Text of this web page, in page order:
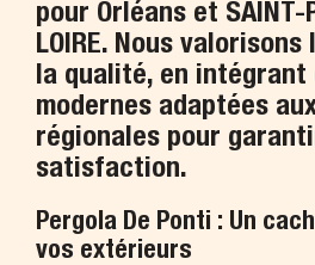
pour Orléans et SAINT-
LOIRE. Nous
la qualité, en intégrant
modernes adaptées
régionales pour
satisfaction.
Pergola De Ponti : Un
vos extérieurs